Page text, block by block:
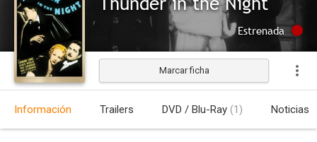
Estrenada
Marcar ficha
Información Trailers DVD / Blu-Ray (1) Noticias